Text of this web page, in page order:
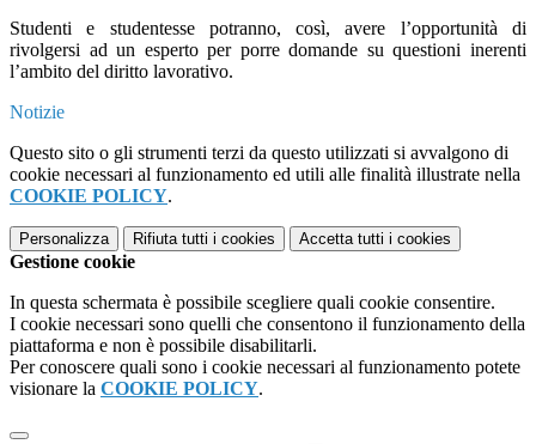
Studenti e studentesse potranno, così, avere l’opportunità di
rivolgersi ad un esperto per porre domande su questioni inerenti
l’ambito del diritto lavorativo.
Notizie
Questo sito o gli strumenti terzi da questo utilizzati si avvalgono di
cookie necessari al funzionamento ed utili alle finalità illustrate nella
COOKIE POLICY.
Personalizza Rifiuta tutti i cookies Accetta tutti i cookies
Gestione cookie
In questa schermata è possibile scegliere quali cookie consentire.
I cookie necessari sono quelli che consentono il funzionamento della
piattaforma e non è possibile disabilitarli.
Per conoscere quali sono i cookie necessari al funzionamento potete
visionare la COOKIE POLICY.